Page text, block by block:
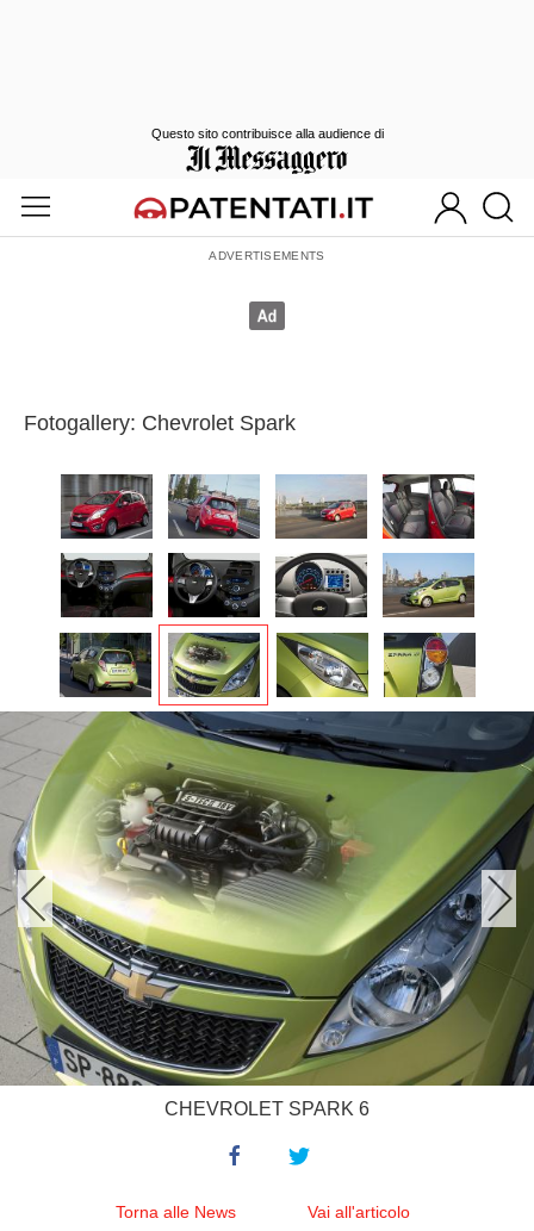
Fotogallery: Chevrolet Spark
CHEVROLET SPARK 6
Torna alle News Vai all'articolo
Questo sito contribuisce alla audience di